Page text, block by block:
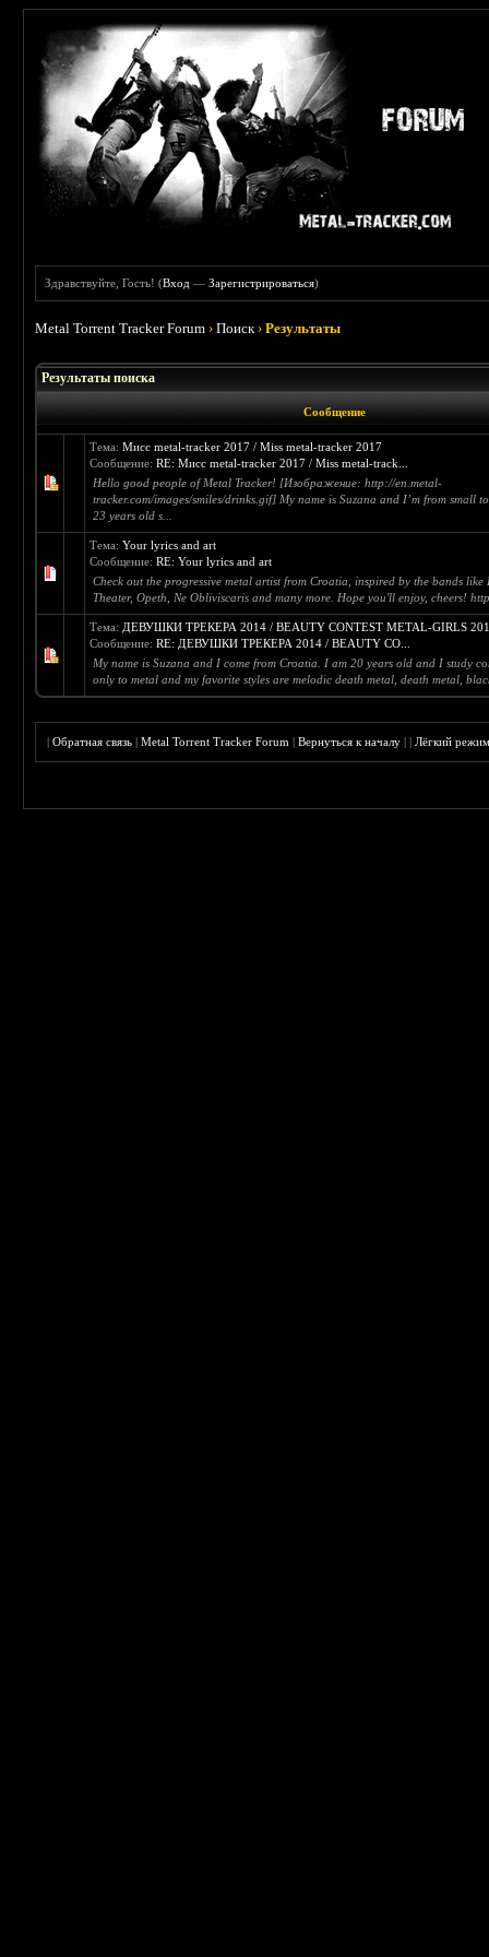
Здравствуйте, Гость! (Вход —Зарегистрироваться)
Metal Torrent Tracker Forum ›Поиск ›Результаты
Результаты поиска
Сообщение
Тема:Мисс metal-tracker 2017 / Miss metal-tracker 2017
Сообщение:RE: Мисс metal-tracker 2017 / Miss metal-track...
Hello good people of Metal Tracker! [Изображение: http://en.metal-
tracker.com/images/smiles/drinks.gif] My name is Suzana and I’m from small
23 years old s...
Тема:Your lyrics and art
Сообщение:RE: Your lyrics and art
Check out the progressive metal artist from Croatia, inspired by the bands like
Theater, Opeth, Ne Obliviscaris and many more. Hope you'll enjoy, cheers!
Тема: ДЕВУШКИ ТРЕКЕРА 2014 / BEAUTY CONTEST METAL-GIRLS
Сообщение:RE: ДЕВУШКИ ТРЕКЕРА 2014 / BEAUTY CO...
My name is Suzana and I come from Croatia. I am 20 years old and I study
only to metal and my favorite styles are melodic death metal, death metal,
|Обратная связь |Metal Torrent Tracker Forum |Вернуться к началу ||Лёгкий